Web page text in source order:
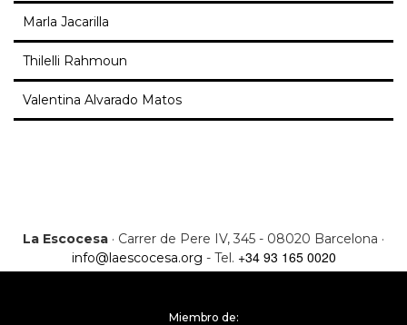
Marla Jacarilla
Thilelli Rahmoun
Valentina Alvarado Matos
La Escocesa · Carrer de Pere IV, 345 - 08020 Barcelona ·
info@laescocesa.org - Tel. +34 93 165 0020
Miembro de: